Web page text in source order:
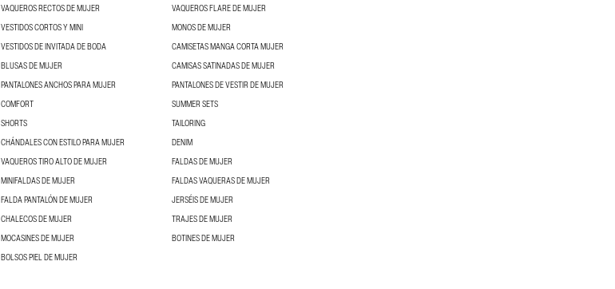
VAQUEROS RECTOS DE MUJER
VAQUEROS FLARE DE MUJER
VESTIDOS CORTOS Y MINI
MONOS DE MUJER
VESTIDOS DE INVITADA DE BODA
CAMISETAS MANGA CORTA MUJER
BLUSAS DE MUJER
CAMISAS SATINADAS DE MUJER
PANTALONES ANCHOS PARA MUJER
PANTALONES DE VESTIR DE MUJER
COMFORT
SUMMER SETS
SHORTS
TAILORING
CHÁNDALES CON ESTILO PARA MUJER
DENIM
VAQUEROS TIRO ALTO DE MUJER
FALDAS DE MUJER
MINIFALDAS DE MUJER
FALDAS VAQUERAS DE MUJER
FALDA PANTALÓN DE MUJER
JERSÉIS DE MUJER
CHALECOS DE MUJER
TRAJES DE MUJER
MOCASINES DE MUJER
BOTINES DE MUJER
BOLSOS PIEL DE MUJER